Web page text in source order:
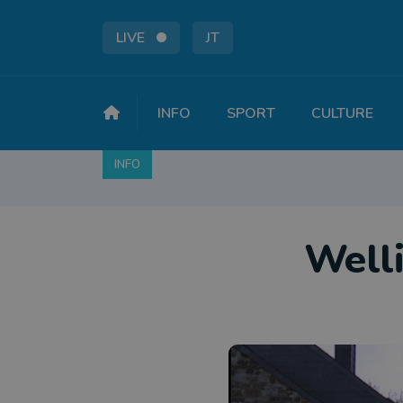
LIVE JT
INFO SPORT CULTURE
INFO